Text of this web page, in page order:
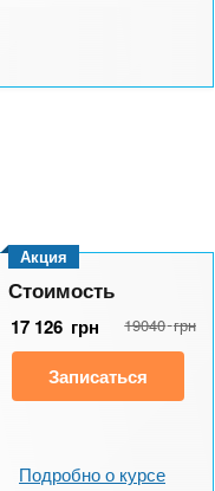
Акция
Стоимость
17 126 грн 19040 грн
Записаться
Подробно о курсе